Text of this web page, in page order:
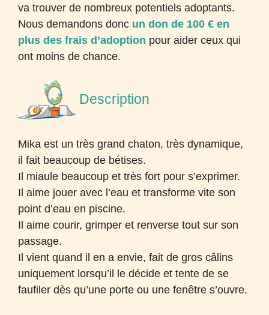
va trouver de nombreux potentiels adoptants.
Nous demandons donc un don de 100 € en
plus des frais d’adoption pour aider ceux qui
ont moins de chance.
Description
Mika est un très grand chaton, très dynamique,
il fait beaucoup de bétises.
Il miaule beaucoup et très fort pour s’exprimer.
Il aime jouer avec l’eau et transforme vite son
point d’eau en piscine.
Il aime courir, grimper et renverse tout sur son
passage.
Il vient quand il en a envie, fait de gros câlins
uniquement lorsqu’il le décide et tente de se
faufiler dès qu’une porte ou une fenêtre s’ouvre.